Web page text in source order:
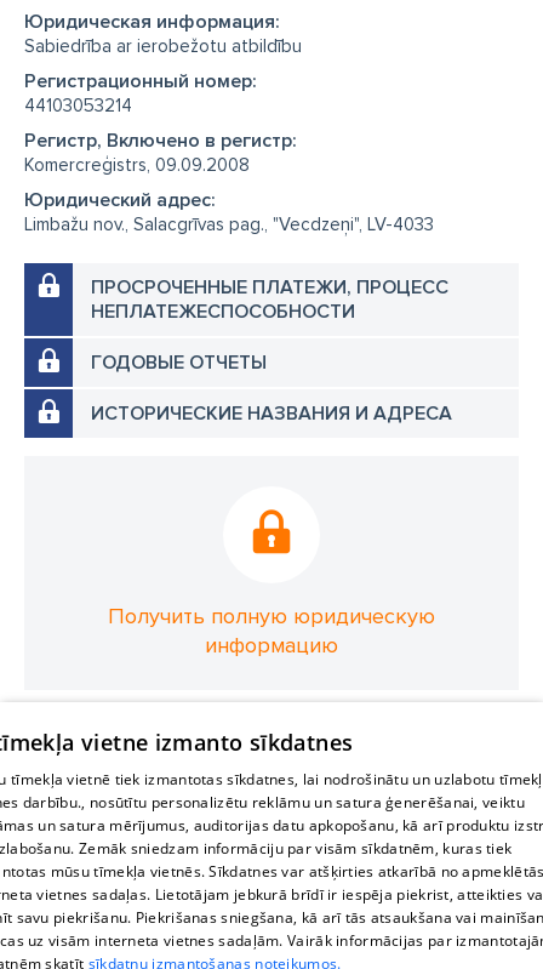
Юридическая информация:
Sabiedrība ar ierobežotu atbildību
Регистрационный номер:
44103053214
Регистр, Включено в регистр:
Komercreģistrs, 09.09.2008
Юридический адрес:
Limbažu nov., Salacgrīvas pag., "Vecdzeņi", LV-4033
ПРОСРОЧЕННЫЕ ПЛАТЕЖИ, ПРОЦЕСС
НЕПЛАТЕЖЕСПОСОБНОСТИ
ГОДОВЫЕ ОТЧЕТЫ
ИСТОРИЧЕСКИЕ НАЗВАНИЯ И АДРЕСА
Получить полную юридическую
информацию
vietne izmanto sīkdatnes
tīmekļa vietnē tiek izmantotas sīkdatnes, lai nodrošinātu un uzlabotu
darbību., nosūtītu personalizētu reklāmu un satura ģenerēšanai, veiktu
un satura mērījumus, auditorijas datu apkopošanu, kā arī produktu
Zemāk sniedzam informāciju par visām sīkdatnēm, kuras tiek
mūsu tīmekļa vietnēs. Sīkdatnes var atšķirties atkarībā no
vietnes sadaļas. Lietotājam jebkurā brīdī ir iespēja piekrist, atteikties
savu piekrišanu. Piekrišanas sniegšana, kā arī tās atsaukšana vai
uz visām interneta vietnes sadaļām. Vairāk informācijas par
skatīt sīkdatņu izmantošanas noteikumos.